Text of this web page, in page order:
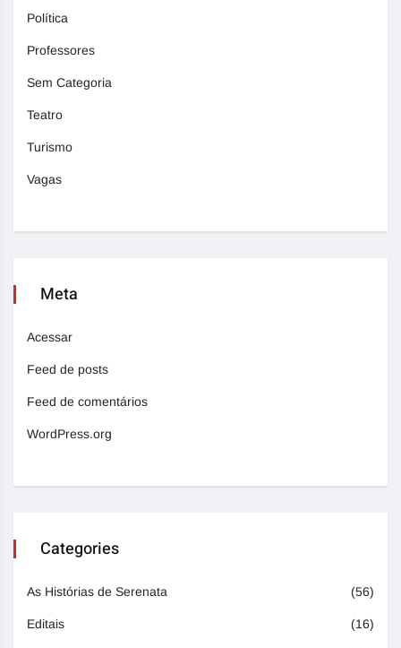
Política
Professores
Sem Categoria
Teatro
Turismo
Vagas
Meta
Acessar
Feed de posts
Feed de comentários
WordPress.org
Categories
As Histórias de Serenata (56)
Editais (16)